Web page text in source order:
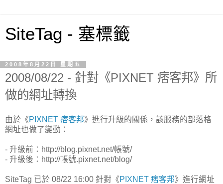
SiteTag - 塞標籤
2008年8月22日 星期五
2008/08/22 - 針對《PIXNET 痞客邦》所
做的網址轉換
由於《PIXNET 痞客邦》進行升級的關係，該服務的部落格
網址也做了變動：
- 升級前：http://blog.pixnet.net/帳號/
- 升級後：http://帳號.pixnet.net/blog/
SiteTag 已於 08/22 16:00 針對《PIXNET 痞客邦》進行網址